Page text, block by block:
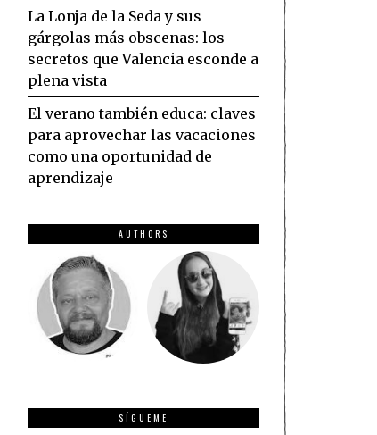
La Lonja de la Seda y sus
gárgolas más obscenas: los
secretos que Valencia esconde a
plena vista
El verano también educa: claves
para aprovechar las vacaciones
como una oportunidad de
aprendizaje
AUTHORS
SÍGUEME